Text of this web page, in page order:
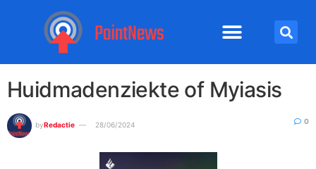
Huidmadenziekte of Myiasis
byRedactie 28/06/2024 0